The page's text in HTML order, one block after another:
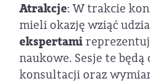
Atrakcje: W trakcie
mieli okazję wziąć
ekspertami
naukowe. Sesje te będą
konsultacji oraz